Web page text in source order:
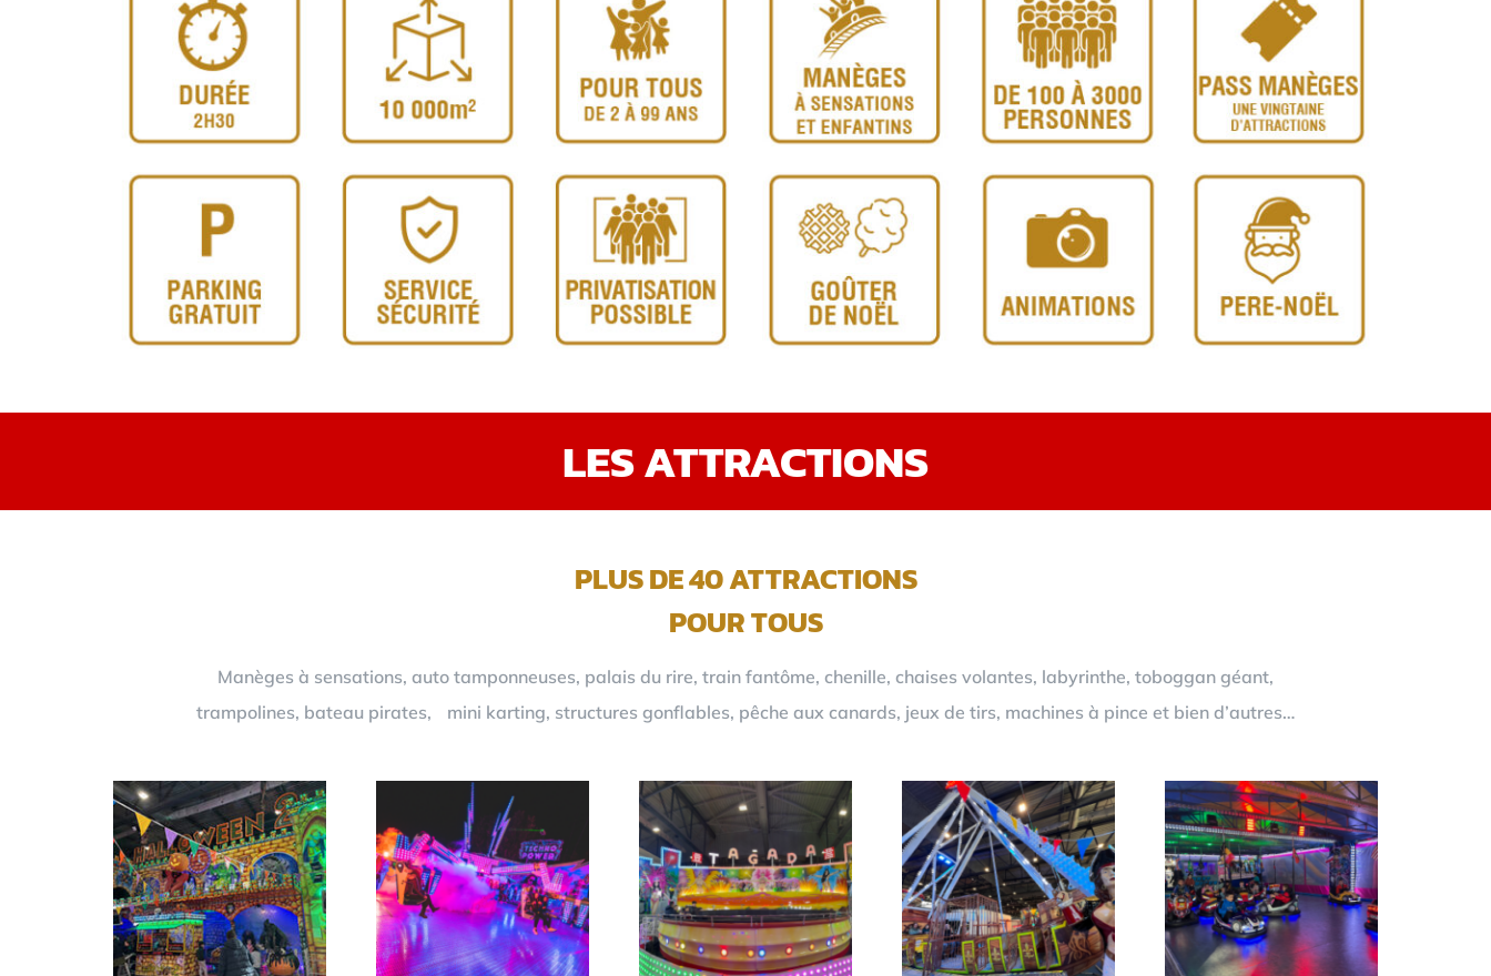
LES ATTRACTIONS
PLUS DE 40 ATTRACTIONS
POUR TOUS
Manèges à sensations, auto tamponneuses, palais du rire, train fantôme, chenille, chaises volantes, labyrinthe, toboggan géant,
trampolines, bateau pirates, mini karting, structures gonflables, pêche aux canards, jeux de tirs, machines à pince et bien d’autres…